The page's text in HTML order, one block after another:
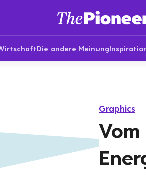
Die andere Meinung
Graphics